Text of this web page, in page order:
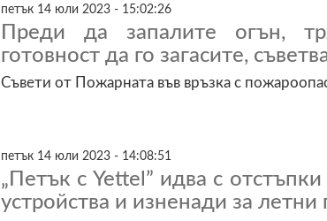
петък 14 юли 2023 - 15:02:26
Преди да запалите огън,
готовност да го загасите,
Съвети от Пожарната във връзка с
петък 14 юли 2023 - 14:08:51
„Петък с Yettel” идва с
устройства и изненади за летни